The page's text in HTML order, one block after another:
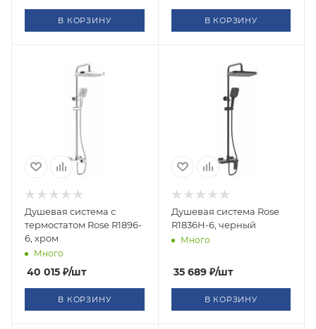
В КОРЗИНУ В КОРЗИНУ
Душевая система с
термостатом Rose R1896-
6, хром
Много
40 015 ₽/шт
В КОРЗИНУ
Душевая система Rose
R1836H-6, черный
Много
35 689₽/шт
В КОРЗИНУ